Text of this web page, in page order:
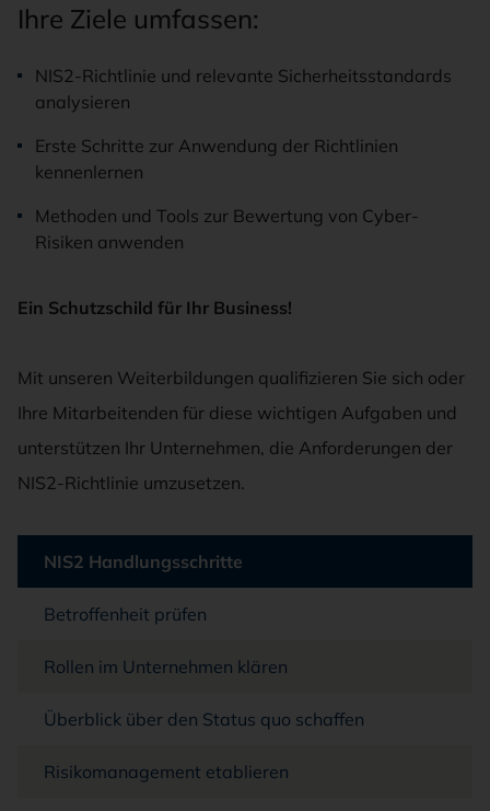
Ihre Ziele umfassen:
NIS2-Richtlinie und relevante Sicherheitsstandards
analysieren
Erste Schritte zur Anwendung der Richtlinien
kennenlernen
Methoden und Tools zur Bewertung von Cyber-
Risiken anwenden
Ein Schutzschild für Ihr Business!
Mit unseren Weiterbildungen qualifizieren Sie sich oder
Ihre Mitarbeitenden für diese wichtigen Aufgaben und
unterstützen Ihr Unternehmen, die Anforderungen der
NIS2-Richtlinie umzusetzen.
NIS2 Handlungsschritte
Betroffenheit prüfen
Rollen im Unternehmen klären
Überblick über den Status quo schaffen
Risikomanagement etablieren